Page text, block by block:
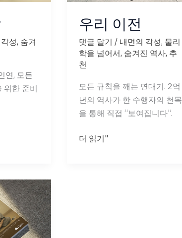
성, 숨겨
연, 모든
위한 준비
우리 이전
댓글 달기 / 내면의 각성, 물리
학을 넘어서, 숨겨진 역사, 추
천
모든 규칙을 깨는 연대기. 2억
년의 역사가 한 수행자의 천목
을 통해 직접 “보여집니다”.
우
더 읽기"